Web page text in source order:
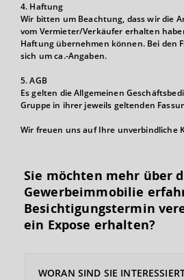
4. Haftung
Wir bitten um Beachtung, dass wir die
vom Vermieter/Verkäufer erhalten
Haftung übernehmen können. Bei den
sich um ca.-Angaben.
5. AGB
Es gelten die Allgemeinen
Gruppe in ihrer jeweils geltenden
Wir freuen uns auf Ihre unverbindliche
Sie möchten mehr über
Gewerbeimmobilie
Besichtigungs­termin
ein Expose erhalten?
WORAN SIND SIE